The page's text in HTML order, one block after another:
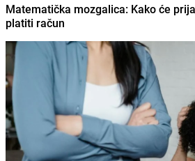
Matematička mozgalica: Kako će
platiti račun